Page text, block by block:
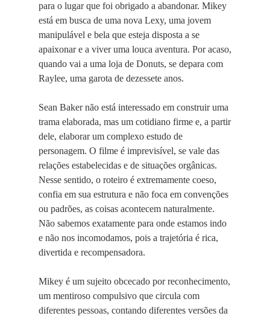
para o lugar que foi obrigado a abandonar. Mikey
está em busca de uma nova Lexy, uma jovem
manipulável e bela que esteja disposta a se
apaixonar e a viver uma louca aventura. Por acaso,
quando vai a uma loja de Donuts, se depara com
Raylee, uma garota de dezessete anos.
Sean Baker não está interessado em construir uma
trama elaborada, mas um cotidiano firme e, a partir
dele, elaborar um complexo estudo de
personagem. O filme é imprevisível, se vale das
relações estabelecidas e de situações orgânicas.
Nesse sentido, o roteiro é extremamente coeso,
confia em sua estrutura e não foca em convenções
ou padrões, as coisas acontecem naturalmente.
Não sabemos exatamente para onde estamos indo
e não nos incomodamos, pois a trajetória é rica,
divertida e recompensadora.
Mikey é um sujeito obcecado por reconhecimento,
um mentiroso compulsivo que circula com
diferentes pessoas, contando diferentes versões da